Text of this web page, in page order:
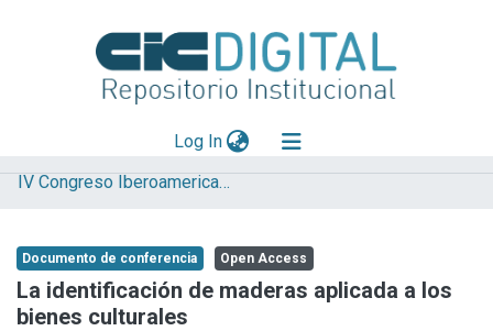
Log In(current)
Explorar
Aportar material
Statistics
IV Congreso Iberoamericano y XII Jornada de Técnicas de Reparación y Conservación del Patrimonio
Documento de conferencia Open Access
La identificación de maderas aplicada a los
bienes culturales